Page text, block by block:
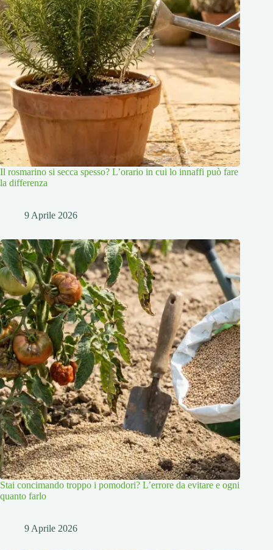
Il rosmarino si secca spesso? L’orario in cui lo innaffi può fare
la differenza
9 Aprile 2026
Stai concimando troppo i pomodori? L’errore da evitare e ogni
quanto farlo
9 Aprile 2026